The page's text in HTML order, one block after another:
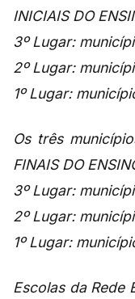
INICIAIS DO
3º Lugar:
2º Lugar:
1º Lugar:
Os três
FINAIS DO
3º Lugar:
2º Lugar:
1º Lugar:
Escolas da Rede